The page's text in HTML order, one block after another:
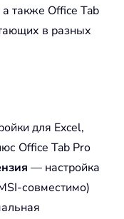
также Office Tab
в разных
для Excel,
Office Tab Pro
— настройка
совместимо)